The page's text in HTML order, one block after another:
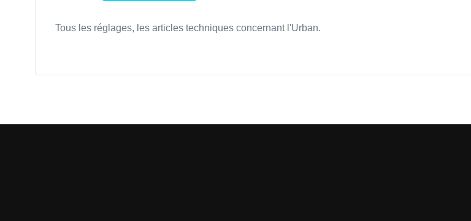
Tous les réglages, les articles techniques concernant l'Urban.